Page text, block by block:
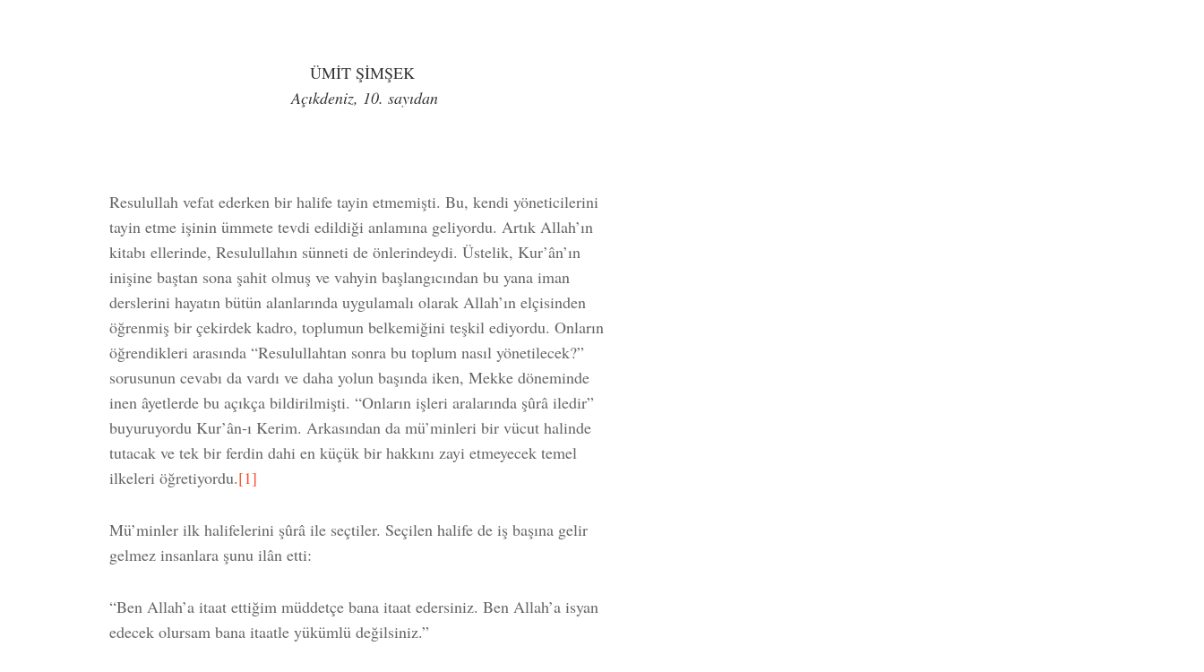
ÜMİT ŞİMŞEK
Açıkdeniz, 10. sayıdan
Resulullah vefat ederken bir halife tayin etmemişti. Bu, kendi yöneticilerini
tayin etme işinin ümmete tevdi edildiği anlamına geliyordu. Artık Allah’ın
kitabı ellerinde, Resulullahın sünneti de önlerindeydi. Üstelik, Kur’ân’ın
inişine baştan sona şahit olmuş ve vahyin başlangıcından bu yana iman
derslerini hayatın bütün alanlarında uygulamalı olarak Allah’ın elçisinden
öğrenmiş bir çekirdek kadro, toplumun belkemiğini teşkil ediyordu. Onların
öğrendikleri arasında “Resulullahtan sonra bu toplum nasıl yönetilecek?”
sorusunun cevabı da vardı ve daha yolun başında iken, Mekke döneminde
inen âyetlerde bu açıkça bildirilmişti. “Onların işleri aralarında şûrâ iledir”
buyuruyordu Kur’ân-ı Kerim. Arkasından da mü’minleri bir vücut halinde
tutacak ve tek bir ferdin dahi en küçük bir hakkını zayi etmeyecek temel
ilkeleri öğretiyordu.[1]
Mü’minler ilk halifelerini şûrâ ile seçtiler. Seçilen halife de iş başına gelir
gelmez insanlara şunu ilân etti:
“Ben Allah’a itaat ettiğim müddetçe bana itaat edersiniz. Ben Allah’a isyan
edecek olursam bana itaatle yükümlü değilsiniz.”